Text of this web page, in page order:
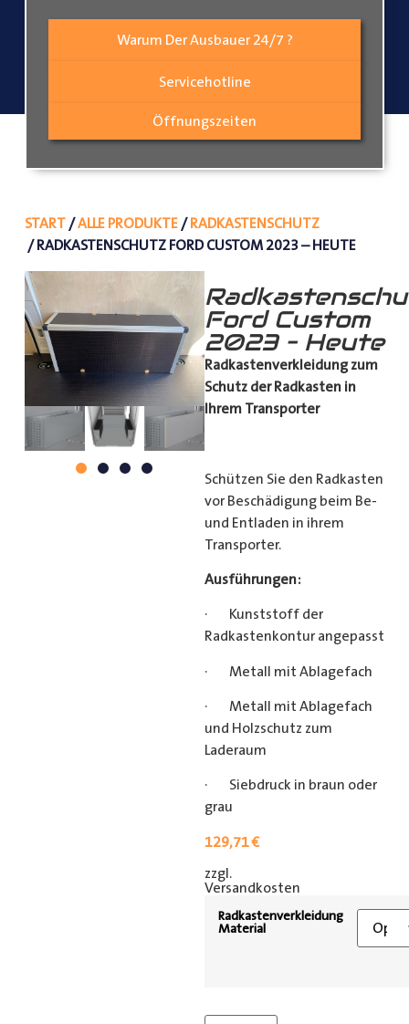
Warum Der Ausbauer 24/7 ?
Servicehotline
Öffnungszeiten
START/ALLE PRODUKTE/RADKASTENSCHUTZ
/ RADKASTENSCHUTZ FORD CUSTOM 2023 – HEUTE
Ford Custom
2023 – Heute
Radkastenverkleidung zum
Schutz der Radkasten in
Ihrem Transporter
Schützen Sie den Radkasten
vor Beschädigung beim Be-
und Entladen in ihrem
Transporter.
Ausführungen:
· Kunststoff der
Radkastenkontur angepasst
· Metall mit Ablagefach
· Metall mit Ablagefach
und Holzschutz zum
Laderaum
· Siebdruck in braun oder
grau
129,71€
zzgl.
Versandkosten
Radkastenverkleidung
Material